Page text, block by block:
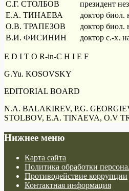
С.Г. СТОЛБОВ
президент
Е.А. ТИНАЕВА
доктор
О.В. ТРАПЕЗОВ
доктор
В.И. ФИСИНИН
доктор с.-х.
E D I T O R-in-C H I E F
G.Yu. KOSOVSKY
EDITORIAL BOARD
N.A. BALAKIREV, P.G.
STOLBOV, E.A. TINAEVA, O.V
Нижнее меню
Карта сайта
Политика обработки
Противодействие коррупции
Контактная информация